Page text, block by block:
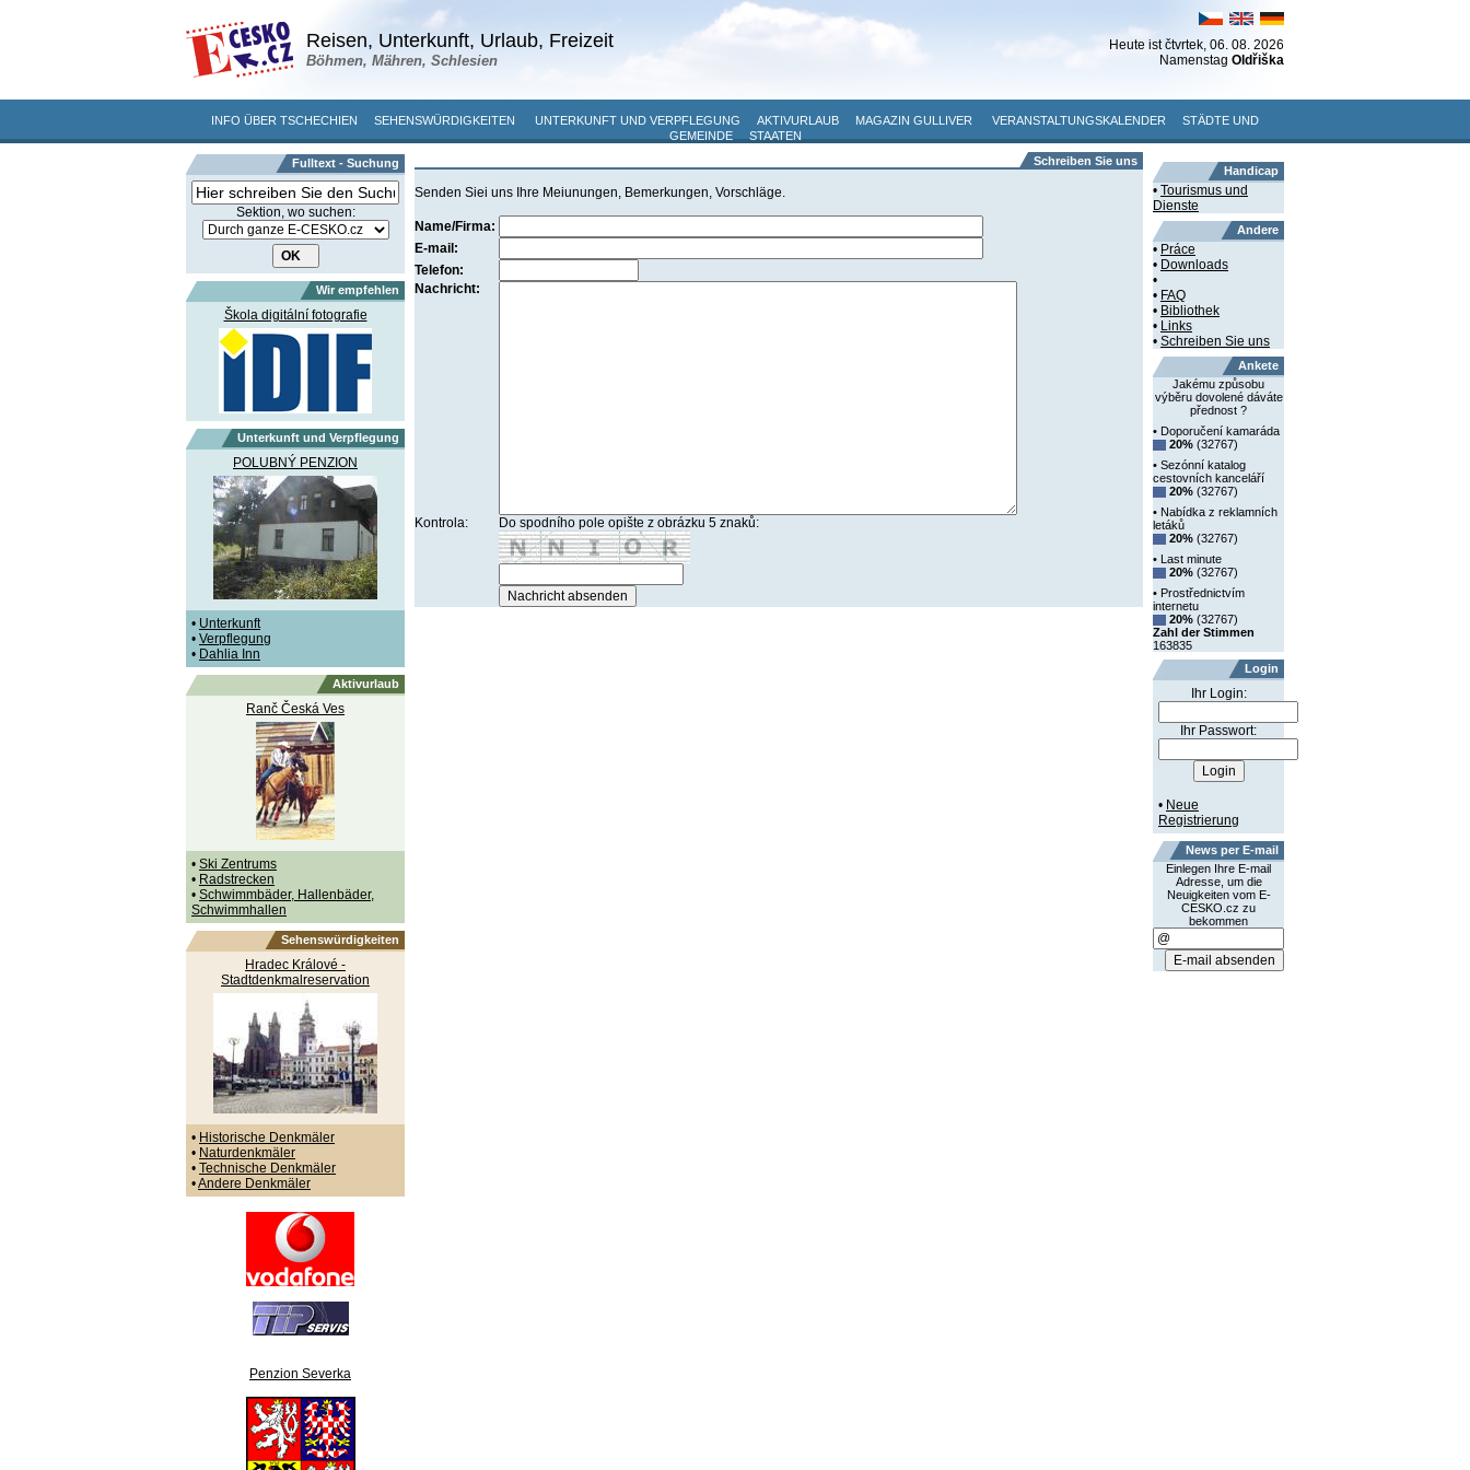
Reisen, Unterkunft, Urlaub, Freizeit
Böhmen, Mähren, Schlesien
Heute istčtvrtek, 06. 08. 2026
Namenstag Oldřiška
INFO ÜBER TSCHECHIEN SEHENSWÜRDIGKEITEN UNTERKUNFT UND VERPFLEGUNG AKTIVURLAUB MAGAZIN GULLIVER VERANSTALTUNGSKALENDER
STÄDTE UND
GEMEINDE
STAATEN
Fulltext - Suchung
Sektion, wo suchen:
Wir empfehlen
Škola digitální fotografie
Unterkunft und Verpflegung
POLUBNÝ PENZION
• Unterkunft
• Verpflegung
• Dahlia Inn
Aktivurlaub
Ranč Česká Ves
• Ski Zentrums
• Radstrecken
• Schwimmbäder, Hallenbäder,
Schwimmhallen
Sehenswürdigkeiten
Hradec Králové -
Stadtdenkmalreservation
• Historische Denkmäler
• Naturdenkmäler
• Technische Denkmäler
•Andere Denkmäler
Penzion Severka
Schreiben Sie uns
Senden Siei uns Ihre Meiunungen, Bemerkungen, Vorschläge.
Name/Firma:
E-mail:
Telefon:
Nachricht:
Kontrola: Do spodního pole opište z obrázku 5 znaků:
Handicap
• Tourismus und
Dienste
Andere
• Práce
• Downloads
•
• FAQ
• Bibliothek
• Links
• Schreiben Sie uns
Ankete
Jakému způsobu
výběru dovolené dáváte
přednost ?
• Doporučení kamaráda
20% (32767)
• Sezónní katalog
cestovních kanceláří
20% (32767)
• Nabídka z reklamních
letáků
20% (32767)
• Last minute
20% (32767)
• Prostřednictvím
internetu
20% (32767)
Zahl der Stimmen
163835
Login
Ihr Login:
Ihr Passwort:
• Neue
Registrierung
News per E-mail
Einlegen Ihre E-mail
Adresse, um die
Neuigkeiten vom E-
CESKO.cz zu
bekommen